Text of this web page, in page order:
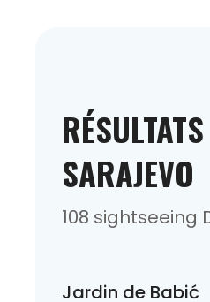
RÉSULTATS
SARAJEVO
108 sightseeing
Jardin de Babić